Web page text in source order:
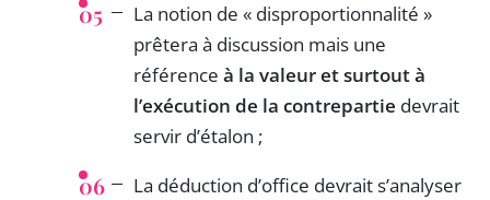
La notion de « disproportionnalité »
prêtera à discussion mais une
référence à la valeur et surtout à
l’exécution de la contrepartie devrait
servir d’étalon ;
La déduction d’office devrait s’analyser